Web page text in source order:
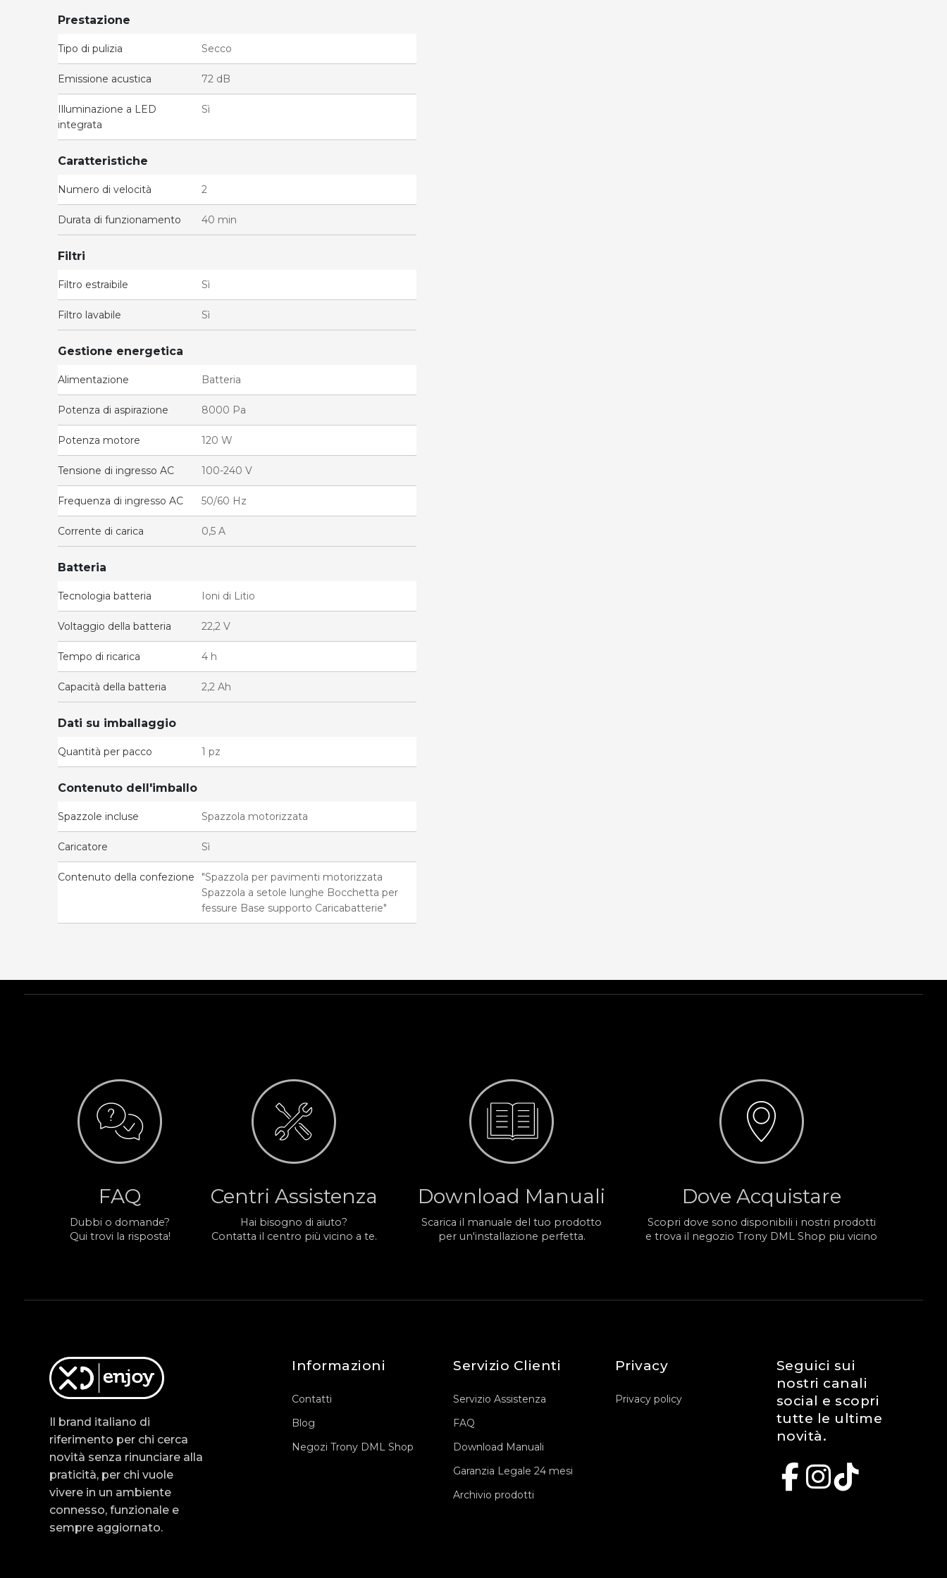
Prestazione
Tipo di pulizia Secco
Emissione acustica 72 dB
Illuminazione a LED
integrata
Sì
Caratteristiche
Numero di velocità 2
Durata di funzionamento 40 min
Filtri
Filtro estraibile Sì
Filtro lavabile Sì
Gestione energetica
Alimentazione Batteria
Potenza di aspirazione 8000 Pa
Potenza motore 120 W
Tensione di ingresso AC 100-240 V
Frequenza di ingresso AC 50/60 Hz
Corrente di carica 0,5 A
Batteria
Tecnologia batteria Ioni di Litio
Voltaggio della batteria 22,2 V
Tempo di ricarica 4 h
Capacità della batteria 2,2 Ah
Dati su imballaggio
Quantità per pacco 1 pz
Contenuto dell'imballo
Spazzole incluse Spazzola motorizzata
Caricatore Sì
Contenuto della confezione
"Spazzola per pavimenti motorizzata
Spazzola a setole lunghe Bocchetta per
fessure Base supporto Caricabatterie"
FAQ
Dubbi o domande?
Qui trovi la risposta!
Centri Assistenza
Hai bisogno di aiuto?
Contatta il centro più vicino a te.
Download Manuali
Scarica il manuale del tuo prodotto
per un'installazione perfetta.
Dove Acquistare
Scopri dove sono disponibili i nostri prodotti
e trova il negozio Trony DML Shop piu vicino
Il brand italiano di
riferimento per chi cerca
novità senza rinunciare alla
praticità, per chi vuole
vivere in un ambiente
connesso, funzionale e
sempre aggiornato.
Informazioni
Contatti
Blog
Negozi Trony DML Shop
Servizio Clienti
Servizio Assistenza
FAQ
Download Manuali
Garanzia Legale 24 mesi
Archivio prodotti
Privacy
Privacy policy
Seguici sui
nostri canali
social e scopri
tutte le ultime
novità.